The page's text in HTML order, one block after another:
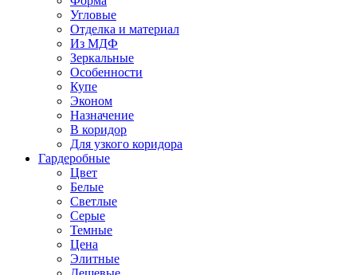
Угловые
Отделка и материал
Из МДФ
Зеркальные
Особенности
Купе
Эконом
Назначение
В коридор
Для узкого коридора
Гардеробные
Цвет
Белые
Светлые
Серые
Темные
Цена
Элитные